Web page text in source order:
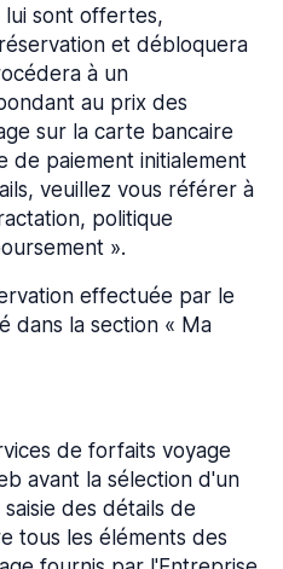
lui sont offertes,
et débloquera
à un
au prix des
sur la carte bancaire
de paiement initialement
veuillez vous référer à
politique
».
effectuée par le
dans la section « Ma
de forfaits voyage
avant la sélection d'un
des détails de
tous les éléments des